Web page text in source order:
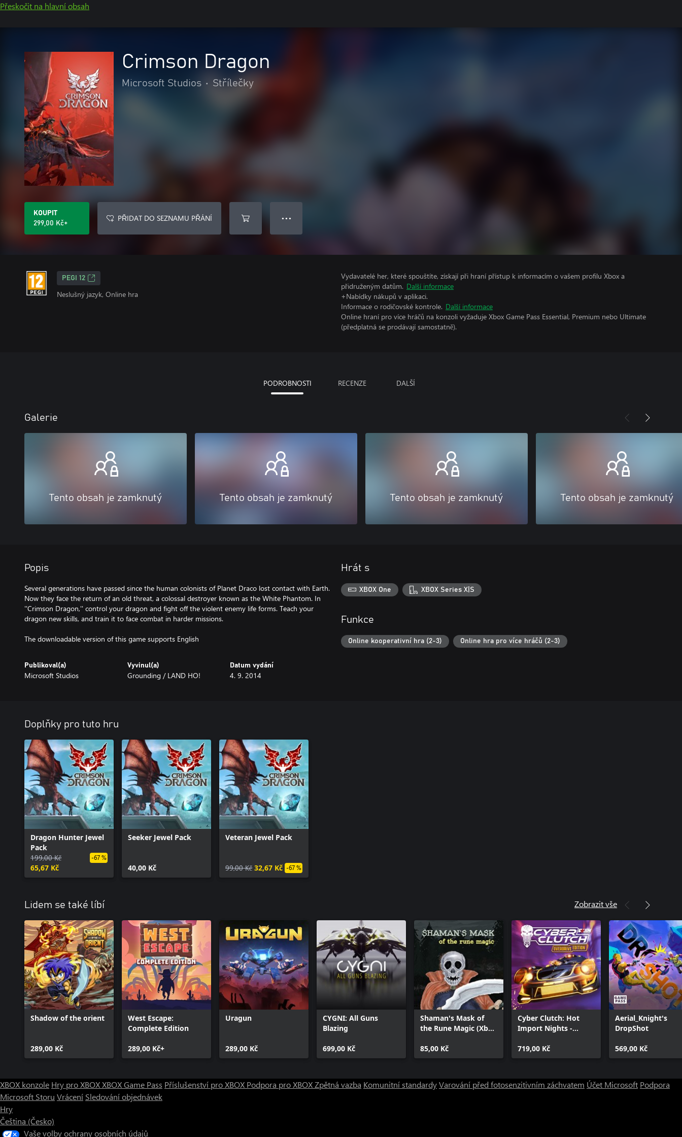
Přeskočit na hlavní obsah
Crimson Dragon
Microsoft Studios • Střílečky
KOUPIT
299,00 Kč+
PŘIDAT DO SEZNAMU PŘÁNÍ ● ● ●
PEGI 12
Neslušný jazyk, Online hra
Vydavatelé her, které spouštíte, získají při hraní přístup k informacím o vašem profilu Xbox a
přidruženým datům. Další informace
+Nabídky nákupů v aplikaci.
Informace o rodičovské kontrole. Další informace
Online hraní pro více hráčů na konzoli vyžaduje Xbox Game Pass Essential, Premium nebo Ultimate
(předplatná se prodávají samostatně).
PODROBNOSTI RECENZE DALŠÍ
Galerie
Tento obsah je zamknutý Tento obsah je zamknutý Tento obsah je zamknutý Tento obsah je zamknutý
Popis
Several generations have passed since the human colonists of Planet Draco lost contact with Earth.
Now they face the return of an old threat, a colossal destroyer known as the White Phantom. In
''Crimson Dragon,'' control your dragon and fight off the violent enemy life forms. Teach your
dragon new skills, and train it to face combat in harder missions.
The downloadable version of this game supports English
Publikoval(a)
Microsoft Studios
Vyvinul(a)
Grounding / LAND HO!
Datum vydání
4. 9. 2014
Hrát s
XBOX One XBOX Series X|S
Funkce
Online kooperativní hra (2-3) Online hra pro více hráčů (2-3)
Doplňky pro tuto hru
Dragon Hunter Jewel
Pack
199,00 Kč
65,67 Kč
-67 %
Seeker Jewel Pack
40,00 Kč
Veteran Jewel Pack
99,00 Kč 32,67 Kč -67 %
Lidem se také líbí Zobrazit vše
Shadow of the orient
289,00 Kč
West Escape:
Complete Edition
289,00 Kč+
Uragun
289,00 Kč
CYGNI: All Guns
Blazing
699,00 Kč
Shaman's Mask of
the Rune Magic (Xbox
85,00 Kč
Cyber Clutch: Hot
Import Nights -
719,00 Kč
Aerial_Knight's
DropShot
569,00 Kč
XBOX konzole Hry pro XBOXXBOX Game Pass Příslušenství pro XBOX Podpora pro XBOXZpětná vazba Komunitní standardyVarování před fotosenzitivním záchvatem Účet Microsoft Podpora
Microsoft Storu Vrácení Sledování objednávek
Hry
Čeština (Česko)
Vaše volby ochrany osobních údajů